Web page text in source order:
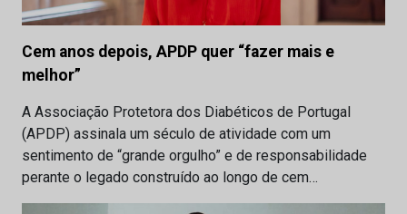
Cem anos depois, APDP quer “fazer mais e
melhor”
A Associação Protetora dos Diabéticos de Portugal
(APDP) assinala um século de atividade com um
sentimento de “grande orgulho” e de responsabilidade
perante o legado construído ao longo de cem…